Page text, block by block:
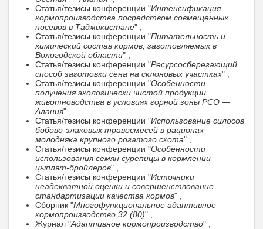
Статья/тезисы конференции "Интенсификация
кормопроизводства посредством совмещенных
посевов в Таджикистане" ,
Статья/тезисы конференции "Питательность и
химический состав кормов, заготовляемых в
Вологодской области" ,
Статья/тезисы конференции "Ресурсосберегающий
способ заготовки сена на склоновых участках" ,
Статья/тезисы конференции "Особенности
получения экологически чистой продукции
животноводства в условиях горной зоны РСО —
Алания" ,
Статья/тезисы конференции "Использование силосов
бобово-злаковых травосмесей в рационах
молодняка крупного рогатого скота" ,
Статья/тезисы конференции "Особенности
использования семян сурепицы в кормлении
цыплят-бройлеров" ,
Статья/тезисы конференции "Источники
неадекватной оценки и совершенствование
стандартизации качества кормов" ,
Сборник "Многофункциональное адаптивное
кормопроизводство 32 (80)" ,
Журнал "Адаптивное кормопроизводство" ,